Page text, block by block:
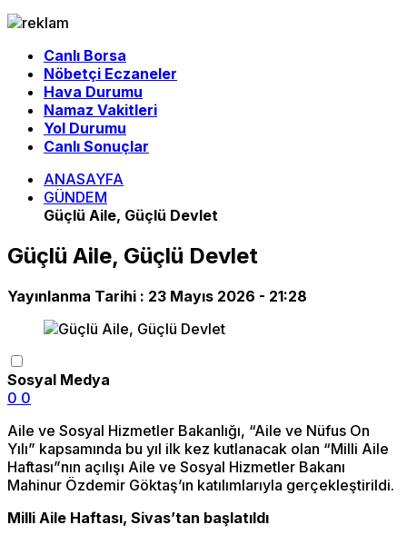
Canlı Borsa
Nöbetçi Eczaneler
Hava Durumu
Namaz Vakitleri
Yol Durumu
Canlı Sonuçlar
ANASAYFA
GÜNDEM
Güçlü Aile, Güçlü Devlet
Güçlü Aile, Güçlü Devlet
Yayınlanma Tarihi : 23 Mayıs 2026 - 21:28
Sosyal Medya
0 0
Aile ve Sosyal Hizmetler Bakanlığı, “Aile ve Nüfus On
Yılı” kapsamında bu yıl ilk kez kutlanacak olan “Milli Aile
Haftası”nın açılışı Aile ve Sosyal Hizmetler Bakanı
Mahinur Özdemir Göktaş’ın katılımlarıyla gerçekleştirildi.
Milli Aile Haftası, Sivas’tan başlatıldı